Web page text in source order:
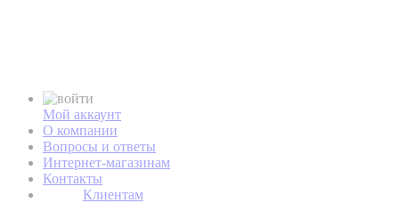
Мой аккаунт
О компании
Вопросы и ответы
Интернет-магазинам
Контакты
Клиентам